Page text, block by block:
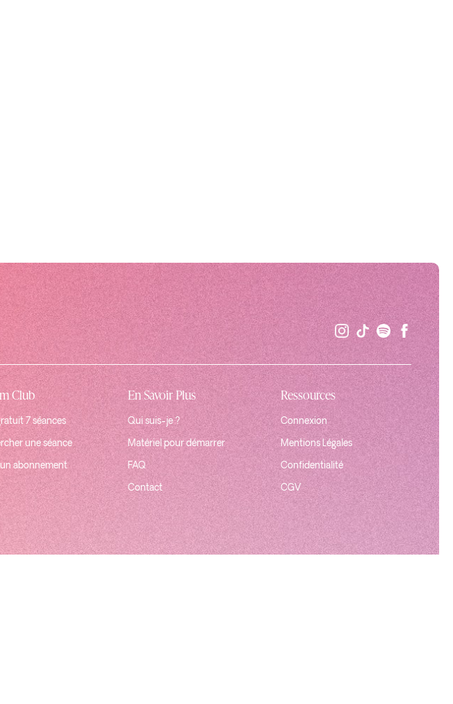
Club
7 séances
une séance
abonnement
En Savoir Plus
Qui suis-je ?
Matériel pour démarrer
FAQ
Contact
Ressources
Connexion
Mentions Légales
Confidentialité
CGV